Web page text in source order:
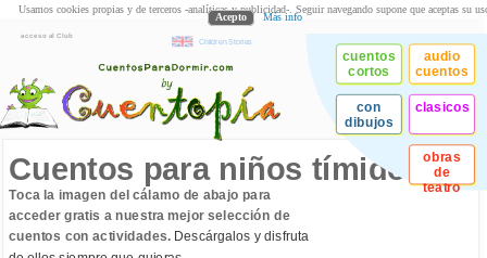
acceso al Club
Children Stories
cuentos
cortos
audio
cuentos
con
dibujos
clasicos
obras
de
teatro
Cuentos para niños tímidos
Toca la imagen del cálamo de abajo para
acceder gratis a nuestra mejor selección de
cuentos con actividades.Descárgalos y disfruta
Usamos cookies propias y de terceros -analíticas y publicidad-. Seguir navegando supone que aceptas su
Acepto Más info